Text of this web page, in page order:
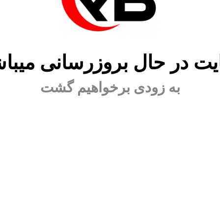
در حال بروزرسانی
به زودی برخواهیم گشت